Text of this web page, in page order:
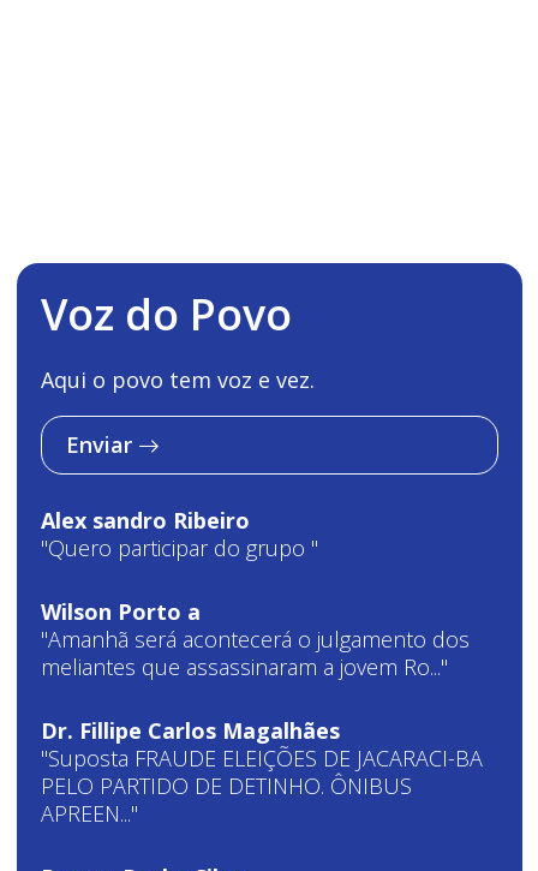
Voz do Povo
Aqui o povo tem voz e vez.
Enviar
Alex sandro Ribeiro
"Quero participar do grupo "
Wilson Porto a
"Amanhã será acontecerá o julgamento dos
meliantes que assassinaram a jovem Ro..."
Dr. Fillipe Carlos Magalhães
"Suposta FRAUDE ELEIÇÕES DE JACARACI-BA
PELO PARTIDO DE DETINHO. ÔNIBUS
APREEN..."